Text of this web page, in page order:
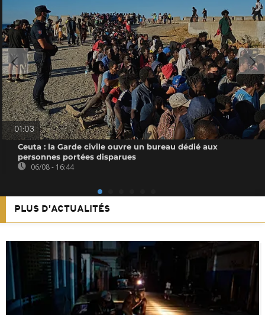
01:03
Ceuta : la Garde civile ouvre un bureau dédié aux
personnes portées disparues
06/08 - 16:44
PLUS D'ACTUALITÉS